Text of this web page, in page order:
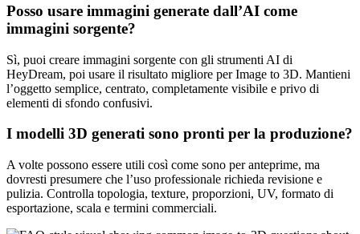
Posso usare immagini generate dall’AI come
immagini sorgente?
Sì, puoi creare immagini sorgente con gli strumenti AI di
HeyDream, poi usare il risultato migliore per Image to 3D. Mantieni
l’oggetto semplice, centrato, completamente visibile e privo di
elementi di sfondo confusivi.
I modelli 3D generati sono pronti per la produzione?
A volte possono essere utili così come sono per anteprime, ma
dovresti presumere che l’uso professionale richieda revisione e
pulizia. Controlla topologia, texture, proporzioni, UV, formato di
esportazione, scala e termini commerciali.